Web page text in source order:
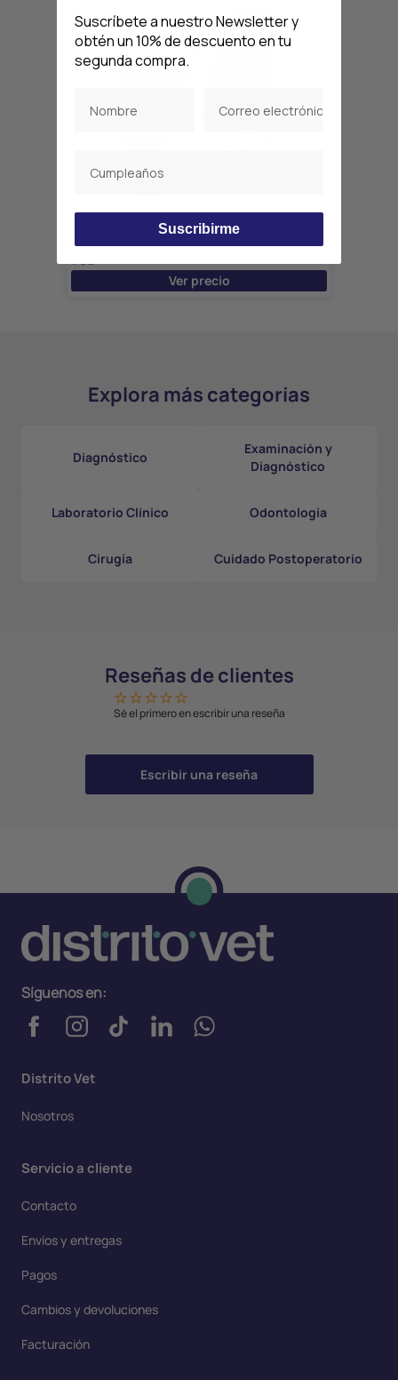
Salix inyectable 10 ml
MSD
1 Ud
Ver precio
Explora más categorías
Diagnóstico
Examinación y
Diagnóstico
Laboratorio Clínico Odontología
Cirugía Cuidado Postoperatorio
Reseñas de clientes
Sé el primero en escribir una reseña
Escribir una reseña
Distrito Vet
Nosotros
Servicio a cliente
Contacto
Envíos y entregas
Pagos
Cambios y devoluciones
Facturación
Síguenos en:
Suscríbete a nuestro Newsletter y
obtén un 10% de descuento en tu
segunda compra.
Suscribirme